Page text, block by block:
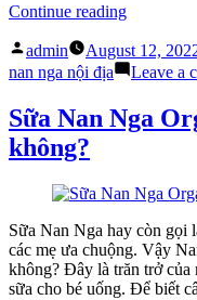
Continue reading“Nan
nội
địa
đáp
vì
pha
sữa
theo
đúng
tỉ
lệ
Posted
by
admin August 12,
nan nga nội địa
Leave a
Sữa Nan Nga
không?
Sữa Nan Nga hay còn gọi
các mẹ ưa chuộng. Vậy
không? Đây là trăn trở của
sữa cho bé uống. Để biết